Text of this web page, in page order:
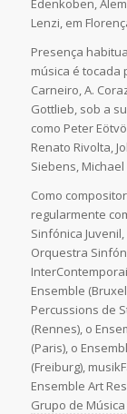
Edenkoben,
Lenzi, em
Presença
música é tocada
Carneiro, A.
Gottlieb, sob a
como Peter
Renato Rivolta,
Siebens,
Como
regularmente
Sinfónica Juvenil,
Orquestra
Ensemble
Percussions de
(Rennes), o
(Paris), o
(Freiburg),
Ensemble Art
Grupo de